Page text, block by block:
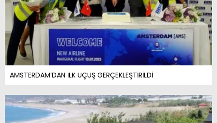
AMSTERDAM’DAN İLK UÇUŞ GERÇEKLEŞTİRİLDİ